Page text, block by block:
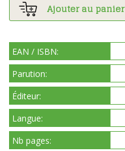
Ajouter au panier
EAN / ISBN:
Parution:
Éditeur:
Langue:
Nb pages: